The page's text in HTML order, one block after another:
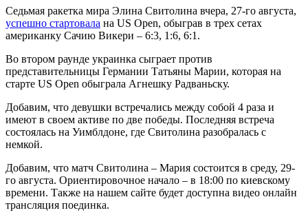
Седьмая ракетка мира Элина Свитолина вчера, 27-го августа,
успешно стартовала на US Open, обыграв в трех сетах
американку Сачию Викери – 6:3, 1:6, 6:1.
Во втором раунде украинка сыграет против
представительницы Германии Татьяны Марии, которая на
старте US Open обыграла Агнешку Радваньску.
Добавим, что девушки встречались между собой 4 раза и
имеют в своем активе по две победы. Последняя встреча
состоялась на Уимблдоне, где Свитолина разобралась с
немкой.
Добавим, что матч Свитолина – Мария состоится в среду, 29-
го августа. Ориентировочное начало – в 18:00 по киевскому
времени. Также на нашем сайте будет доступна видео онлайн
трансляция поединка.